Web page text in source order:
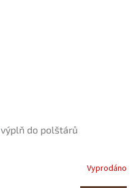
výplň do polštárů
Vyprodáno